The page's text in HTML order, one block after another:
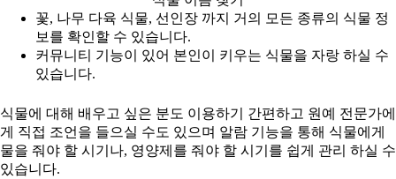
꽃, 나무 다육 식물, 선인장 까지 거의 모든 종류의 식물 정
보를 확인할 수 있습니다.
커뮤니티 기능이 있어 본인이 키우는 식물을 자랑 하실 수
있습니다.
식물에 대해 배우고 싶은 분도 이용하기 간편하고 원예 전문가에
게 직접 조언을 들으실 수도 있으며 알람 기능을 통해 식물에게
물을 줘야 할 시기나, 영양제를 줘야 할 시기를 쉽게 관리 하실 수
있습니다.